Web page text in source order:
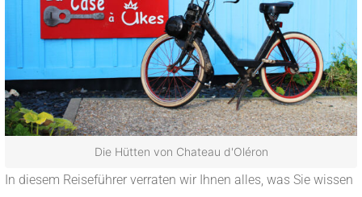
Die Hütten von Chateau d'Oléron
In diesem Reiseführer verraten wir Ihnen alles, was Sie wissen